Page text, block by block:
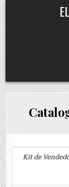
Skip
to
content
Kit de